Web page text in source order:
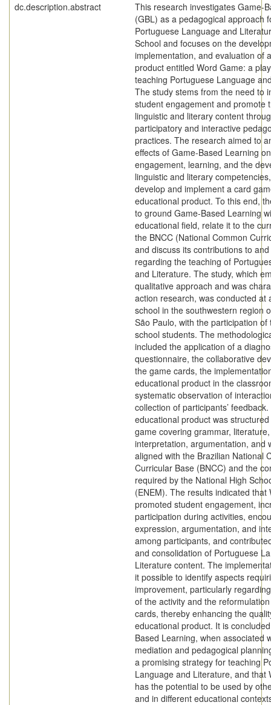
dc.description.abstract
This research investigates Game-
(GBL) as a pedagogical approach
Portuguese Language and
School and focuses on the
implementation, and evaluation of
product entitled Word Game: a
teaching Portuguese Language
The study stems from the need to
student engagement and promote
linguistic and literary content
participatory and interactive
practices. The research aimed to
effects of Game-Based Learning
engagement, learning, and the
linguistic and literary
develop and implement a card
educational product. To this end,
to ground Game-Based Learning
educational field, relate it to the
the BNCC (National Common
and discuss its contributions to
regarding the teaching of
and Literature. The study, which
qualitative approach and was
action research, was conducted at
school in the southwestern region
São Paulo, with the participation
school students. The
included the application of a
questionnaire, the collaborative
the game cards, the
educational product in the
systematic observation of
collection of participants’
educational product was
game covering grammar,
interpretation, argumentation, and
aligned with the Brazilian National
Curricular Base (BNCC) and the
required by the National High
(ENEM). The results indicated that
promoted student engagement,
participation during activities,
expression, argumentation, and
among participants, and
and consolidation of Portuguese
Literature content. The
it possible to identify aspects
improvement, particularly
of the activity and the
cards, thereby enhancing the
educational product. It is
Based Learning, when associated
mediation and pedagogical
a promising strategy for teaching
Language and Literature, and that
has the potential to be used by
and in different educational